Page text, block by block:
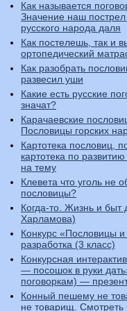
Как называется
Значение наш
русского народа даля
Как постелешь, так и
ортопедический
Как разобрать
развесил уши
Какие есть русские
значат?
Карачаевские
Пословицы горских
Картотека пословиц,
картотека по
на тему
Клевета что уголь не
пословицы?
Когда-то. Жизнь и
Харламова)
Конкурс «Пословицы и
разработка (3 класс)
Конкурсная
— посошок в руки
поговоркам) —
Конный пешему не
не товарищ. Смотреть